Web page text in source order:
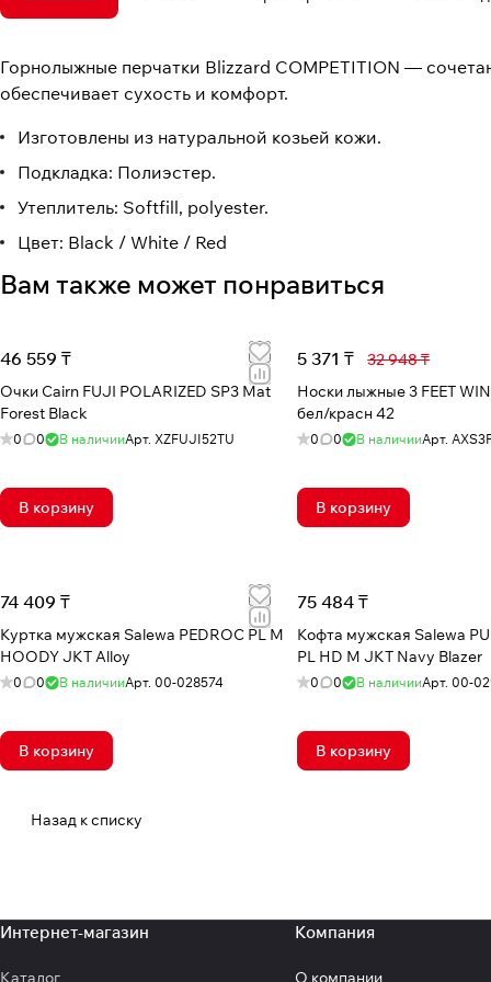
Горнолыжные перчатки Blizzard COMPETITION —
обеспечивает сухость и комфорт.
Изготовлены из натуральной козьей кожи.
Подкладка: Полиэстер.
Утеплитель: Softfill, polyester.
Цвет: Black / White / Red
Вам также может понравиться
46 559 ₸
Очки Cairn FUJI POLARIZED SP3 Mat
Forest Black
0 0 В наличииАрт. XZFUJI52TU
В корзину
5 371 ₸
32 948 ₸
Носки лыжные 3 FEET
бел/красн 42
0 0 В наличииАрт.
В корзину
74 409 ₸
Куртка мужская Salewa PEDROC PL M
HOODY JKT Alloy
0 0 В наличииАрт. 00-028574
В корзину
75 484 ₸
Кофта мужская Salewa
PL HD M JKT Navy Blazer
0 0 В наличииАрт.00-
В корзину
Назад к списку
Интернет-магазин
Каталог
Компания
О компании